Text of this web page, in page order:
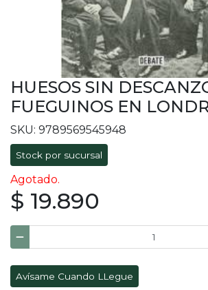
HUESOS SIN
FUEGUINOS EN
SKU: 9789569545948
Stock por sucursal
Agotado.
$ 19.890
Avísame Cuando LLegue